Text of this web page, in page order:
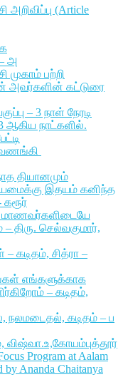
அறிவிப்பு (Article
அ
முகாம் பற்றி
அவர்களின் கட்டுரை
– 3 நாள் நேரடி
3 ஆகிய நாட்களில்.
தியானமும்
இதயம் கனிந்த
கரூர்
மாணவர்களிடையே
– திரு. செல்வகுமார்,
சித்ரா –
எங்களுக்காக
– கடிதம்,
கடிதம் – ப
விஷ்வா.உ,கோயம்புத்தூர்
Program at Aalam
by Ananda Chaitanya